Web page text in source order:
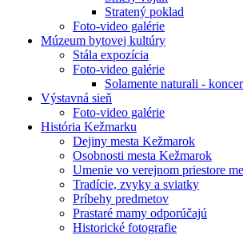
Stratený poklad
Foto-video galérie
Múzeum bytovej kultúry
Stála expozícia
Foto-video galérie
Solamente naturali -
Výstavná sieň
Foto-video galérie
História Kežmarku
Dejiny mesta Kežmarok
Osobnosti mesta Kežmarok
Umenie vo verejnom priestore
Tradície, zvyky a sviatky
Príbehy predmetov
Prastaré mamy odporúčajú
Historické fotografie